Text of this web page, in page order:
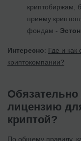
криптобиржам,
приему
фондам -
Интересно: Где и как
криптокомпании?
Обязательно
лицензию
криптой?
По общему правилу,